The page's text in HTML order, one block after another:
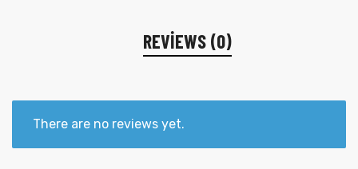
REVIEWS (0)
There are no reviews yet.